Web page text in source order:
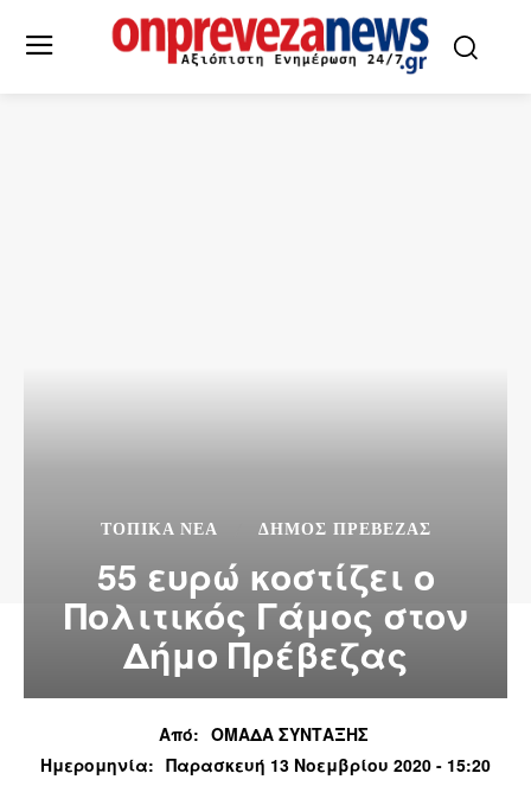
ΤΟΠΙΚΆ ΝΈΑ ΔΉΜΟΣ ΠΡΈΒΕΖΑΣ
55 ευρώ κοστίζει ο
Πολιτικός Γάμος στον
Δήμο Πρέβεζας
Από: ΟΜΑΔΑ ΣΥΝΤΑΞΗΣ
Ημερομηνία: Παρασκευή 13 Νοεμβρίου 2020 - 15:20